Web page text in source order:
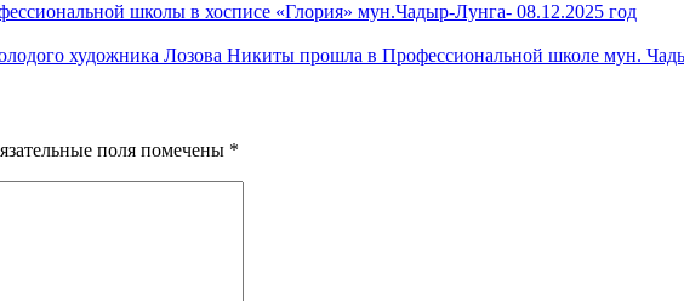
школы в хосписе «Глория» мун.Чадыр-Лунга- 08.12.2025 год
художника Лозова Никиты прошла в Профессиональной школе мун.
поля помечены *